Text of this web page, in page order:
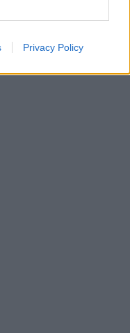
Privacy Policy
Ο Αλμοδόβαρ
των